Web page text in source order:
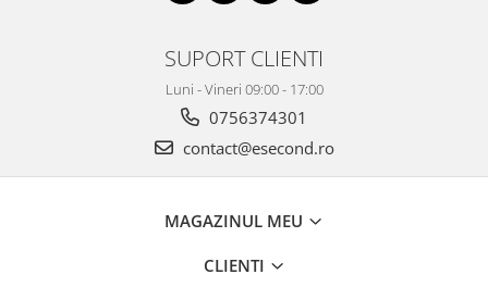
SUPORT CLIENTI
Luni - Vineri 09:00 - 17:00
0756374301
contact@esecond.ro
MAGAZINUL MEU
CLIENTI